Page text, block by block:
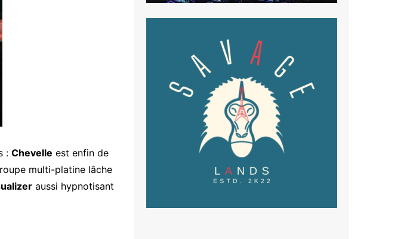
: Chevelle est enfin de
multi-platine lâche
aussi hypnotisant